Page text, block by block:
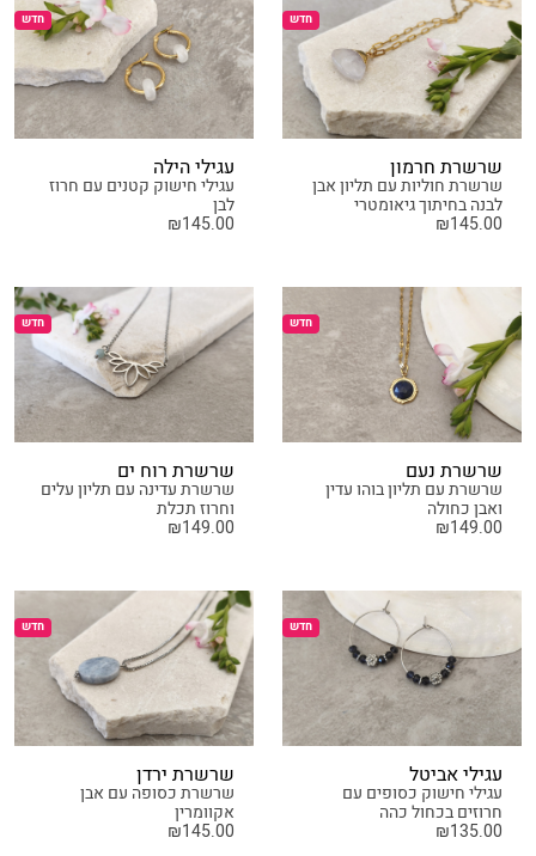
חדש
שרשרת חרמון
שרשרת חוליות עם תליון אבן
לבנה בחיתוך גיאומטרי
₪145.00
חדש
עגילי הילה
עגילי חישוק קטנים עם חרוז
לבן
₪145.00
חדש
שרשרת נעם
שרשרת עם תליון בוהו עדין
ואבן כחולה
₪149.00
חדש
שרשרת רוח ים
שרשרת עדינה עם תליון עלים
וחרוז תכלת
₪149.00
חדש
עגילי אביטל
עגילי חישוק כסופים עם
חרוזים בכחול כהה
₪135.00
חדש
שרשרת ירדן
שרשרת כסופה עם אבן
אקוומרין
₪145.00